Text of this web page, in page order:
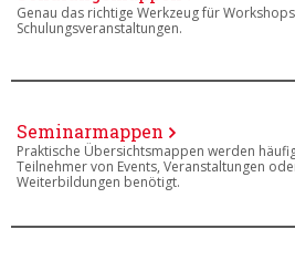
Genau das richtige Werkzeug für
Schulungsveranstaltungen.
Seminarmappen
Praktische Übersichtsmappen werden
Teilnehmer von Events, Veranstaltungen
Weiterbildungen benötigt.